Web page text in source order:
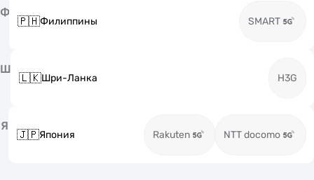
Ф
🇵🇭Филиппины SMART
Ш
🇱🇰Шри-Ланка H3G
Я
🇯🇵Япония Rakuten NTT docomo